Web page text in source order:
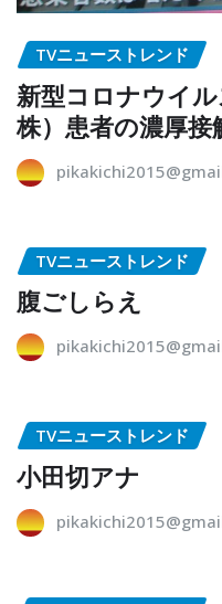
TVニューストレンド
新型コロナウイ
株）患者の濃厚接
TVニューストレンド
腹ごしらえ
TVニューストレンド
小田切アナ